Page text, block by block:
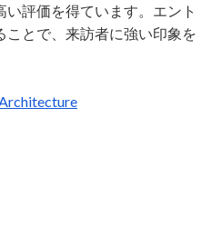
評価を得ています。エント
ことで、来訪者に強い印象を